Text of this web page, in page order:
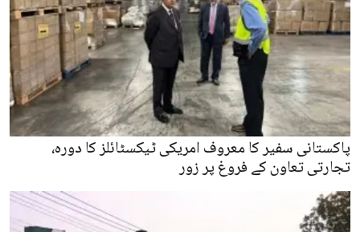
پاکستانی سفیر کا معروف امریکی ٹیکسٹائلز کا دورہ،
تجارتی تعاون کے فروغ پر زور